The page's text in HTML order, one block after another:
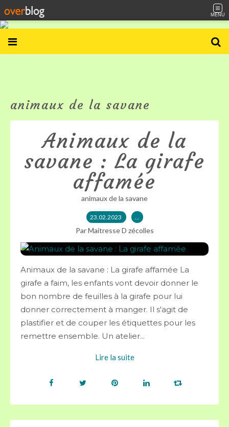
MENU
animaux de la savane
Animaux de la
savane : La girafe
affamée
animaux de la savane
23.02.2023 …
Par Maitresse D zécolles
Animaux de la savane : La girafe affamée La
girafe a faim, les enfants vont devoir donner le
bon nombre de feuilles à la girafe pour lui
donner correctement à manger. Il s'agit de
plastifier et de couper les étiquettes pour les
remettre ensemble. Un atelier...
Lire la suite